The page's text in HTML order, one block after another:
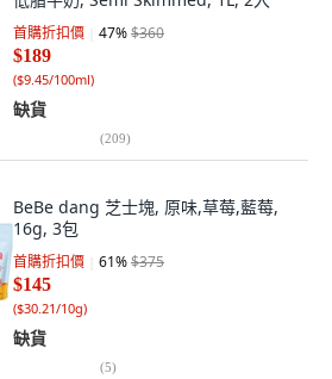
首購折扣價 47%$360
$189
($9.45/100ml)
缺貨
(209)
BeBe dang 芝士塊, 原味,草莓,藍莓,
16g, 3包
首購折扣價 61%$375
$145
($30.21/10g)
缺貨
(5)